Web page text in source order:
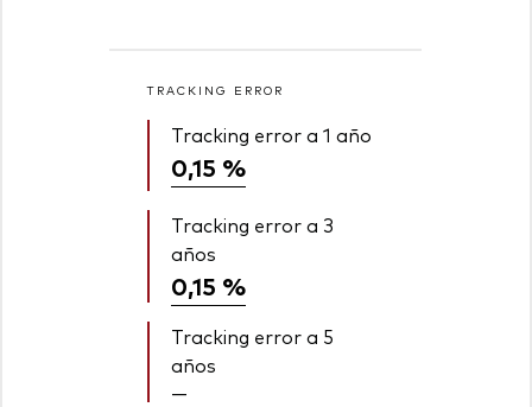
TRACKING ERROR
Tracking error a 1 año
0,15 %
Tracking error a 3
años
0,15 %
Tracking error a 5
años
—